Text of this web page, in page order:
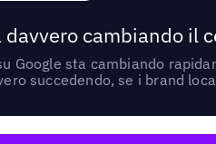
davvero cambiando il
Google sta cambiando
succedendo, se i brand